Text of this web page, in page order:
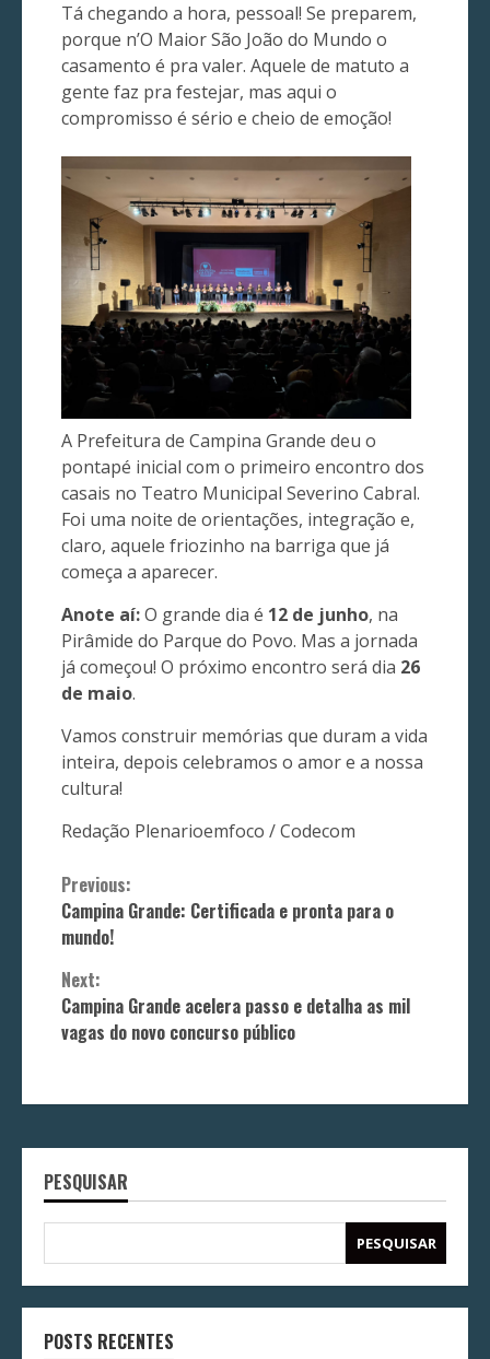
Tá chegando a hora, pessoal! Se preparem,
porque n’O Maior São João do Mundo o
casamento é pra valer. Aquele de matuto a
gente faz pra festejar, mas aqui o
compromisso é sério e cheio de emoção!
A Prefeitura de Campina Grande deu o
pontapé inicial com o primeiro encontro dos
casais no Teatro Municipal Severino Cabral.
Foi uma noite de orientações, integração e,
claro, aquele friozinho na barriga que já
começa a aparecer.
Anote aí:O grande dia é 12 de junho, na
Pirâmide do Parque do Povo. Mas a jornada
já começou! O próximo encontro será dia 26
de maio.
Vamos construir memórias que duram a vida
inteira, depois celebramos o amor e a nossa
cultura!
Redação Plenarioemfoco / Codecom
Continue
Reading
Previous:
Campina Grande: Certificada e pronta para o
mundo!
Next:
Campina Grande acelera passo e detalha as mil
vagas do novo concurso público
PESQUISAR
PESQUISAR
POSTS RECENTES